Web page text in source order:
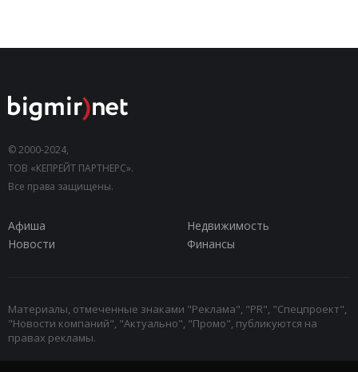
© 2000-2024,
ТОВ «КЕПРЕЙТ ПАРТНЕРС».
Все права защищены.
Афиша
Недвижимость
Новости
Финансы
Материалы, отмеченные знаками "Реклама", "PR", "Спецпроект",
"Новости компаний", "Актуально", "Промо", публикуются на
правах рекламы.